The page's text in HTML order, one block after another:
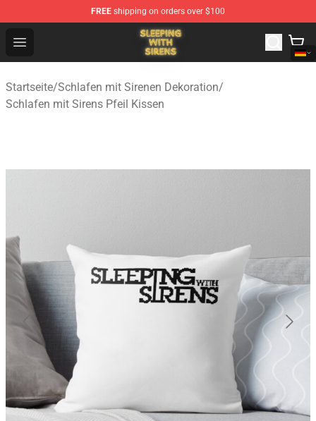
FREE shipping on orders over $100
Open menu
Sleeping With Sirens Store - Official Sleeping With
Startseite/Schlafen mit Sirenen Dekoration/
Schlafen mit Sirens Pfeil Kissen